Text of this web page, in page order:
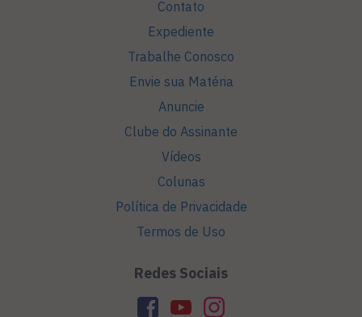
Contato
Expediente
Trabalhe Conosco
Envie sua Matéria
Anuncie
Clube do Assinante
Vídeos
Colunas
Política de Privacidade
Termos de Uso
Redes Sociais